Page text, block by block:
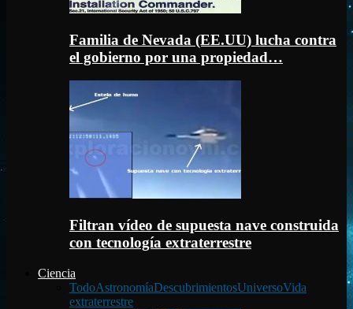
Familia de Nevada (EE.UU) lucha contra
el gobierno por una propiedad…
Filtran vídeo de supuesta nave construida
con tecnología extraterrestre
Ciencia
TodoAstronomíaDescubrimientosUniversoVida
extraterrestre